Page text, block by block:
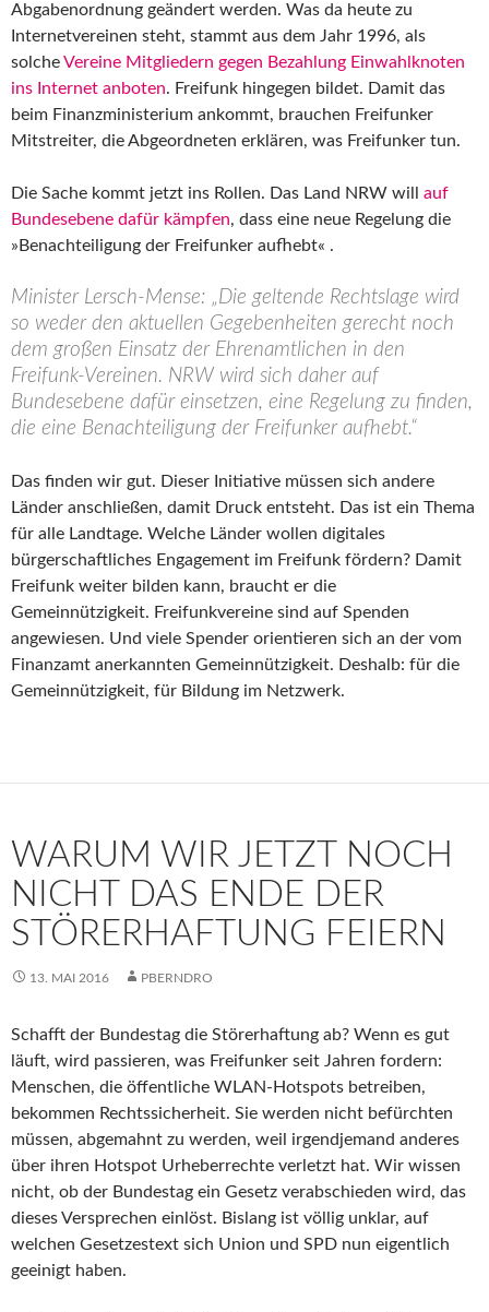
Abgabenordnung geändert werden. Was da heute zu
Internetvereinen steht, stammt aus dem Jahr 1996, als
solcheVereine Mitgliedern gegen Bezahlung Einwahlknoten
ins Internet anboten. Freifunk hingegen bildet. Damit das
beim Finanzministerium ankommt, brauchen Freifunker
Mitstreiter, die Abgeordneten erklären, was Freifunker tun.
Die Sache kommt jetzt ins Rollen. Das Land NRW will auf
Bundesebene dafür kämpfen, dass eine neue Regelung die
»Benachteiligung der Freifunker aufhebt« .
Minister Lersch-Mense: „Die geltende Rechtslage wird
so weder den aktuellen Gegebenheiten gerecht noch
dem großen Einsatz der Ehrenamtlichen in den
Freifunk-Vereinen. NRW wird sich daher auf
Bundesebene dafür einsetzen, eine Regelung zu finden,
die eine Benachteiligung der Freifunker aufhebt.“
Das finden wir gut. Dieser Initiative müssen sich andere
Länder anschließen, damit Druck entsteht. Das ist ein Thema
für alle Landtage. Welche Länder wollen digitales
bürgerschaftliches Engagement im Freifunk fördern? Damit
Freifunk weiter bilden kann, braucht er die
Gemeinnützigkeit. Freifunkvereine sind auf Spenden
angewiesen. Und viele Spender orientieren sich an der vom
Finanzamt anerkannten Gemeinnützigkeit. Deshalb: für die
Gemeinnützigkeit, für Bildung im Netzwerk.
WARUM WIR JETZT NOCH
NICHT DAS ENDE DER
STÖRERHAFTUNG FEIERN
13. MAI 2016 PBERNDRO
Schafft der Bundestag die Störerhaftung ab? Wenn es gut
läuft, wird passieren, was Freifunker seit Jahren fordern:
Menschen, die öffentliche WLAN-Hotspots betreiben,
bekommen Rechtssicherheit. Sie werden nicht befürchten
müssen, abgemahnt zu werden, weil irgendjemand anderes
über ihren Hotspot Urheberrechte verletzt hat. Wir wissen
nicht, ob der Bundestag ein Gesetz verabschieden wird, das
dieses Versprechen einlöst. Bislang ist völlig unklar, auf
welchen Gesetzestext sich Union und SPD nun eigentlich
geeinigt haben.